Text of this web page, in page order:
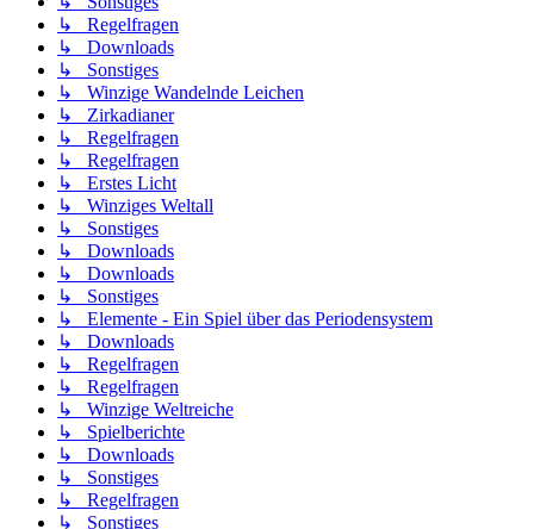
↳ Regelfragen
↳ Downloads
↳ Sonstiges
↳ Winzige Wandelnde Leichen
↳ Zirkadianer
↳ Regelfragen
↳ Regelfragen
↳ Erstes Licht
↳ Winziges Weltall
↳ Sonstiges
↳ Downloads
↳ Downloads
↳ Sonstiges
↳ Elemente - Ein Spiel über das Periodensystem
↳ Downloads
↳ Regelfragen
↳ Regelfragen
↳ Winzige Weltreiche
↳ Spielberichte
↳ Downloads
↳ Sonstiges
↳ Regelfragen
↳ Sonstiges